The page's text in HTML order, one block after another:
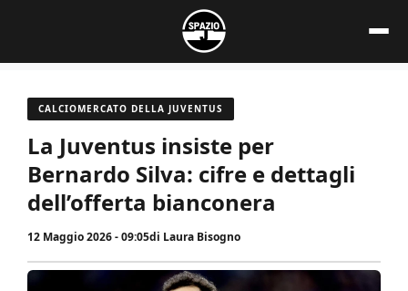
contenuto
CALCIOMERCATO DELLA JUVENTUS
La Juventus insiste per
Bernardo Silva: cifre e dettagli
dell’offerta bianconera
12 Maggio 2026 - 09:05di Laura Bisogno